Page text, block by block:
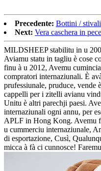
Precedente: Bottini /
Next: Vera caschera in
MILDSHEEP stabilitu in u
Aviamu statu in tagliu è cose
finu à u 2012, Avemu
compratori internaziunali. È
prufessiunale, pruduce, vende
cappelli per i zitelli avianu
Unitu è ​​altri parechji paesi.
internaziunali ogni annu, per
APLF in Hong Kong. Avemu
u cummerciu internaziunale,
di esportazione, Cusì,
micca à fà ci cunnosce!